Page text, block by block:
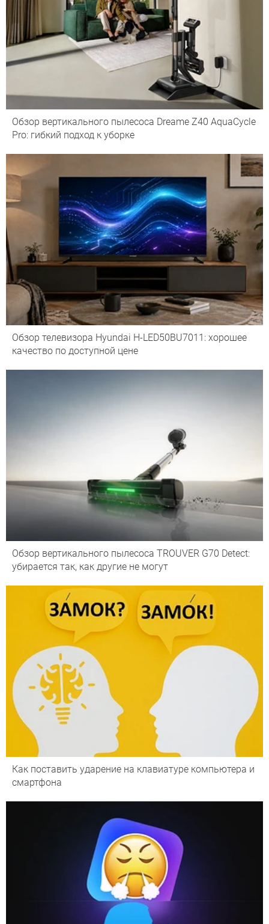
Обзор вертикального пылесоса Dreame Z40 AquaCycle
Pro: гибкий подход к уборке
Обзор телевизора Hyundai H-LED50BU7011: хорошее
качество по доступной цене
Обзор вертикального пылесоса TROUVER G70 Detect:
убирается так, как другие не могут
Как поставить ударение на клавиатуре компьютера и
смартфона